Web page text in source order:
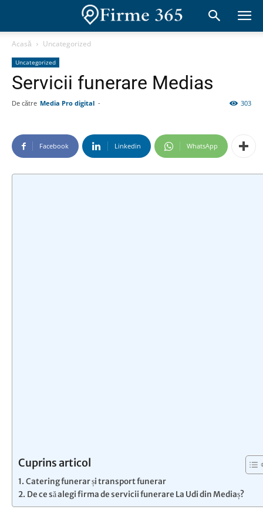
Acasă Uncategorized
Uncategorized
Servicii funerare Medias
De către Media Pro digital - 303
Facebook Linkedin WhatsApp
Cuprins articol
Catering funerar și transport funerar
De ce să alegi firma de servicii funerare La Udi din Mediaș?